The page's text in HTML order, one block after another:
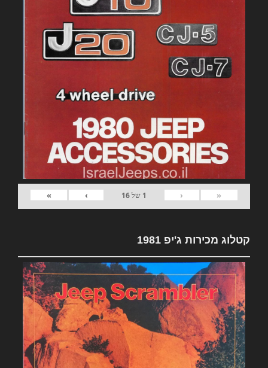
«
‹
1 של16
›
»
קטלוג מכירות ג'יפ 1981